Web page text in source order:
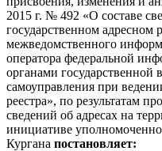
2015 г. № 492 «О составе
государственном адресном
межведомственного
оператора федеральной
органами государственной
самоуправления при
реестра», по результатам
сведений об адресах на
инициативе
Кургана постановляет: